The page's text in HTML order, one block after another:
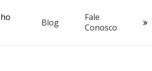
Blog
Fale
Conosco